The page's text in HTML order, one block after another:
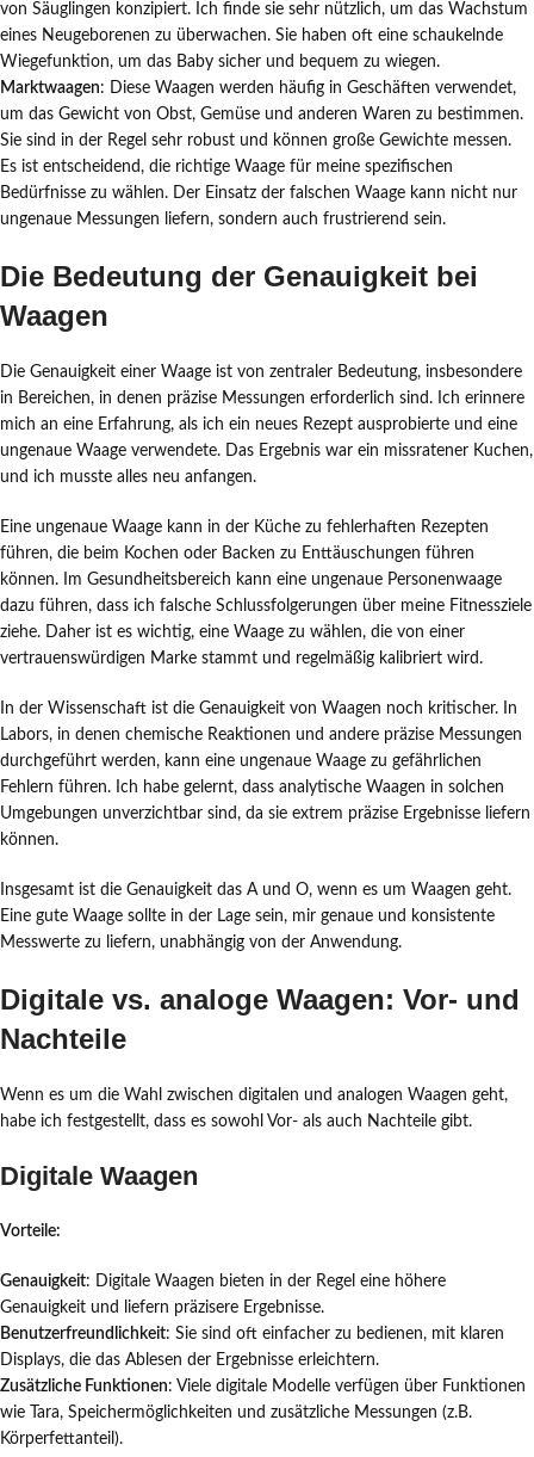
von Säuglingen konzipiert. Ich finde sie sehr nützlich, um das Wachstum
eines Neugeborenen zu überwachen. Sie haben oft eine schaukelnde
Wiegefunktion, um das Baby sicher und bequem zu wiegen.
Marktwaagen: Diese Waagen werden häufig in Geschäften verwendet,
um das Gewicht von Obst, Gemüse und anderen Waren zu bestimmen.
Sie sind in der Regel sehr robust und können große Gewichte messen.
Es ist entscheidend, die richtige Waage für meine spezifischen
Bedürfnisse zu wählen. Der Einsatz der falschen Waage kann nicht nur
ungenaue Messungen liefern, sondern auch frustrierend sein.
Die Bedeutung der Genauigkeit bei
Waagen
Die Genauigkeit einer Waage ist von zentraler Bedeutung, insbesondere
in Bereichen, in denen präzise Messungen erforderlich sind. Ich erinnere
mich an eine Erfahrung, als ich ein neues Rezept ausprobierte und eine
ungenaue Waage verwendete. Das Ergebnis war ein missratener Kuchen,
und ich musste alles neu anfangen.
Eine ungenaue Waage kann in der Küche zu fehlerhaften Rezepten
führen, die beim Kochen oder Backen zu Enttäuschungen führen
können. Im Gesundheitsbereich kann eine ungenaue Personenwaage
dazu führen, dass ich falsche Schlussfolgerungen über meine Fitnessziele
ziehe. Daher ist es wichtig, eine Waage zu wählen, die von einer
vertrauenswürdigen Marke stammt und regelmäßig kalibriert wird.
In der Wissenschaft ist die Genauigkeit von Waagen noch kritischer. In
Labors, in denen chemische Reaktionen und andere präzise Messungen
durchgeführt werden, kann eine ungenaue Waage zu gefährlichen
Fehlern führen. Ich habe gelernt, dass analytische Waagen in solchen
Umgebungen unverzichtbar sind, da sie extrem präzise Ergebnisse liefern
können.
Insgesamt ist die Genauigkeit das A und O, wenn es um Waagen geht.
Eine gute Waage sollte in der Lage sein, mir genaue und konsistente
Messwerte zu liefern, unabhängig von der Anwendung.
Digitale vs. analoge Waagen: Vor- und
Nachteile
Wenn es um die Wahl zwischen digitalen und analogen Waagen geht,
habe ich festgestellt, dass es sowohl Vor- als auch Nachteile gibt.
Digitale Waagen
Vorteile:
Genauigkeit: Digitale Waagen bieten in der Regel eine höhere
Genauigkeit und liefern präzisere Ergebnisse.
Benutzerfreundlichkeit: Sie sind oft einfacher zu bedienen, mit klaren
Displays, die das Ablesen der Ergebnisse erleichtern.
Zusätzliche Funktionen: Viele digitale Modelle verfügen über Funktionen
wie Tara, Speichermöglichkeiten und zusätzliche Messungen (z.B.
Körperfettanteil).